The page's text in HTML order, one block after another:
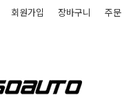
회원가입 장바구니 주문